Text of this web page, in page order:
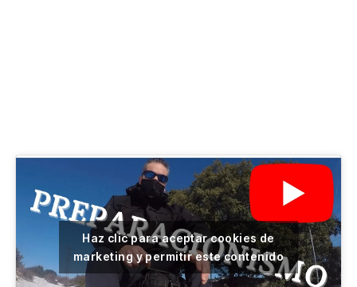
Haz clic para aceptar cookies de
marketing y permitir este contenido